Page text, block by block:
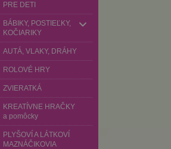
PRE DETI
BÁBIKY, POSTIEĽKY,
KOČIARIKY
AUTÁ, VLAKY, DRÁHY
ROLOVÉ HRY
ZVIERATKÁ
KREATÍVNE HRAČKY
a pomôcky
PLYŠOVÍ A LÁTKOVÍ
MAZNÁČIKOVIA